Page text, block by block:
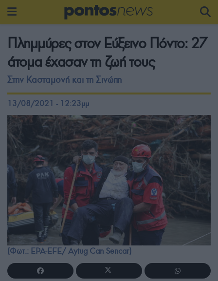
Πλημμύρες στον Εύξεινο Πόντο: 27
άτομα έχασαν τη ζωή τους
Στην Κασταμονή και τη Σινώπη
13/08/2021 - 12:23μμ
(Φωτ.: EPA-EFE/ Aytug Can Sencar)